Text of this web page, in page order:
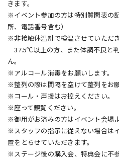
きます。
※イベント参加の方は特別質問表の
所、電話番号含む）
※非接触体温計で検温させていただき
37.5℃以上の方、また体調不良と
ん。
※アルコール消毒をお願いします。
※整列の際は間隔を空けて整列をお願
※コール・声援はお控えください。
※座って観覧ください。
※御用がお済みの方はイベント会場
※スタッフの指示に従えない場合は
置をとらせていただきます。
※ステージ後の購入会、特典会に不